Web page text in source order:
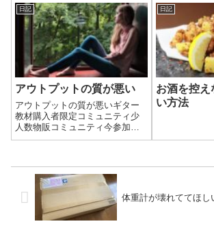
日記
アウトプットの質が悪い
アウトプットの質が悪いギター
教材購入者限定コミュニティ少
人数物販コミュニティ今参加し
ているコミュニティです。コミ
の方は最近弾いてないので、見
てるだけになって...
日記
お酒を控え
い方法
体重計が壊れててほし